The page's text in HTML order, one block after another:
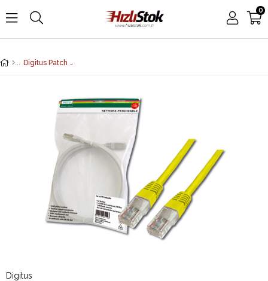
0
Digitus Patch Kablo, UTP, CAT. 5E, 10 metre, AWG 26/7, Sarı Renk, 3P sertifika
Digitus